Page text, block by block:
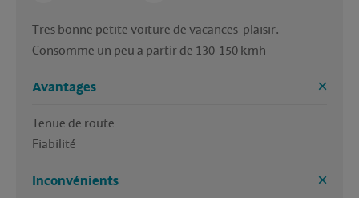
Tres bonne petite voiture de vacances  plaisir.
Consomme un peu a partir de 130-150 kmh
Avantages
Tenue de route
Fiabilité
Inconvénients